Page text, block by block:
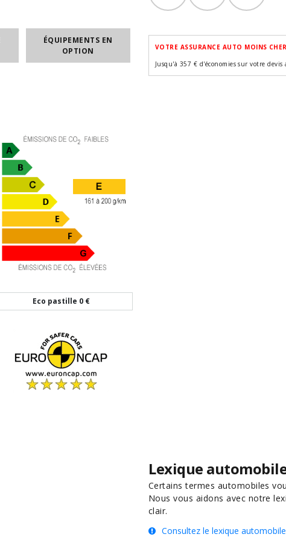
ÉQUIPEMENTS EN
OPTION
Eco pastille 0 €
VOTRE ASSURANCE AUTO MOINS
Jusqu'à 357 € d'économies sur votre devis
Lexique
Certains termes automobiles
Nous vous aidons avec notre
clair.
Consultez le lexique automobile